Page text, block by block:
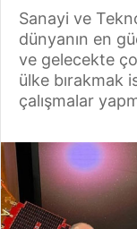
Sanayi ve
dünyanın en
ve gelecekte
ülke bırakmak
çalışmalar